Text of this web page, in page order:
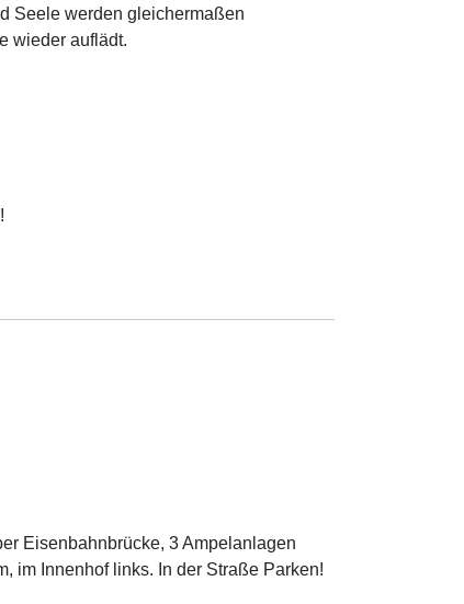
Seele werden gleichermaßen
wieder auflädt.
Eisenbahnbrücke, 3 Ampelanlagen
im Innenhof links. In der Straße Parken!